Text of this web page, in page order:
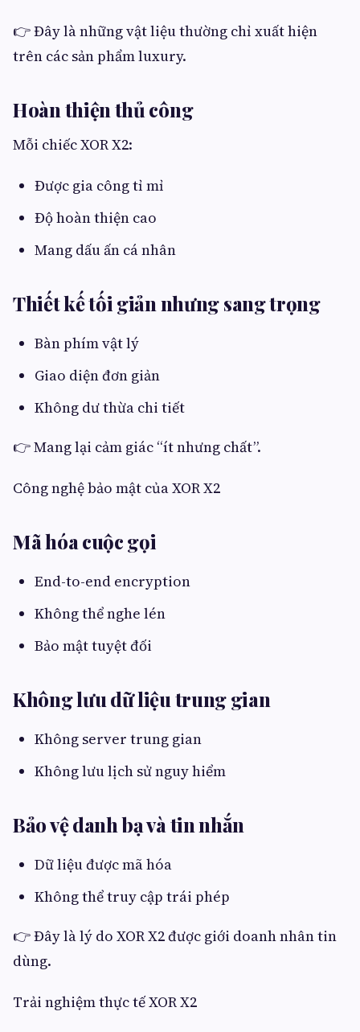
👉 Đây là những vật liệu thường chỉ xuất hiện
trên các sản phẩm luxury.
Hoàn thiện thủ công
Mỗi chiếc XOR X2:
Được gia công tỉ mỉ
Độ hoàn thiện cao
Mang dấu ấn cá nhân
Thiết kế tối giản nhưng sang trọng
Bàn phím vật lý
Giao diện đơn giản
Không dư thừa chi tiết
👉 Mang lại cảm giác “ít nhưng chất”.
Công nghệ bảo mật của XOR X2
Mã hóa cuộc gọi
End-to-end encryption
Không thể nghe lén
Bảo mật tuyệt đối
Không lưu dữ liệu trung gian
Không server trung gian
Không lưu lịch sử nguy hiểm
Bảo vệ danh bạ và tin nhắn
Dữ liệu được mã hóa
Không thể truy cập trái phép
👉 Đây là lý do XOR X2 được giới doanh nhân tin
dùng.
Trải nghiệm thực tế XOR X2